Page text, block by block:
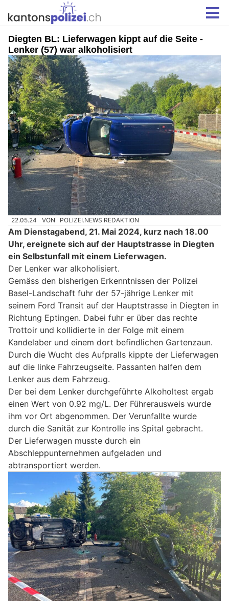
Diegten BL: Lieferwagen kippt auf die Seite -
Lenker (57) war alkoholisiert
22.05.24 VON POLIZEI.NEWS REDAKTION
Am Dienstagabend, 21. Mai 2024, kurz nach 18.00
Uhr, ereignete sich auf der Hauptstrasse in Diegten
ein Selbstunfall mit einem Lieferwagen.
Der Lenker war alkoholisiert.
Gemäss den bisherigen Erkenntnissen der Polizei
Basel-Landschaft fuhr der 57-jährige Lenker mit
seinem Ford Transit auf der Hauptstrasse in Diegten in
Richtung Eptingen. Dabei fuhr er über das rechte
Trottoir und kollidierte in der Folge mit einem
Kandelaber und einem dort befindlichen Gartenzaun.
Durch die Wucht des Aufpralls kippte der Lieferwagen
auf die linke Fahrzeugseite. Passanten halfen dem
Lenker aus dem Fahrzeug.
Der bei dem Lenker durchgeführte Alkoholtest ergab
einen Wert von 0.92 mg/L. Der Führerausweis wurde
ihm vor Ort abgenommen. Der Verunfallte wurde
durch die Sanität zur Kontrolle ins Spital gebracht.
Der Lieferwagen musste durch ein
Abschleppunternehmen aufgeladen und
abtransportiert werden.